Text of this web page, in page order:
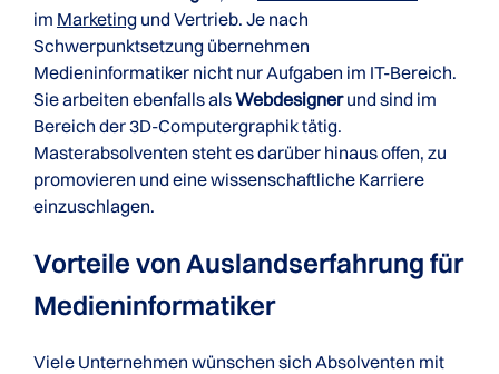
im Marketing und Vertrieb. Je nach
Schwerpunktsetzung übernehmen
Medieninformatiker nicht nur Aufgaben im IT-Bereich.
Sie arbeiten ebenfalls alsWebdesignerund sind im
Bereich der 3D-Computergraphik tätig.
Masterabsolventen steht es darüber hinaus offen, zu
promovieren und eine wissenschaftliche Karriere
einzuschlagen.
Vorteile von Auslandserfahrung für
Medieninformatiker
Viele Unternehmen wünschen sich Absolventen mit